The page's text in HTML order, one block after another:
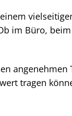
im Büro,
angenehmen
tragen